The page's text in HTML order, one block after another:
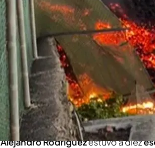
Todoque: lo vemos en directo
Compartir
La lava que sale del volcán de
el pasado domingo ha cubierto ya
156 edificaciones, según el
Copérnicus de la Unión Europea. En
Alejandro Rodríguezestuvo a diez